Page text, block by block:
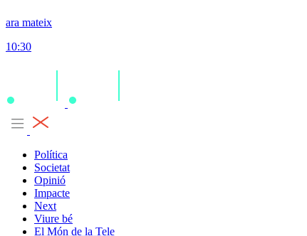
ara mateix
10:30
Política
Societat
Opinió
Impacte
Next
Viure bé
El Món de la Tele